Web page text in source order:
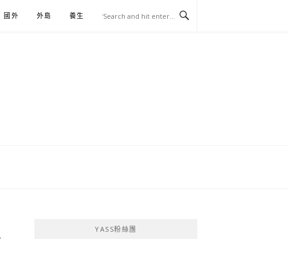
國外 外島 養生 伴手禮
YASS粉絲團